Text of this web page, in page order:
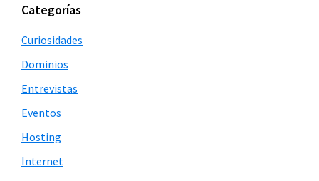
Barra
lateral
principal
Categorías
Curiosidades
Dominios
Entrevistas
Eventos
Hosting
Internet